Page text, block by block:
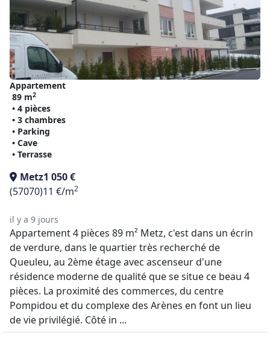
Appartement
89 m2
• 4 pièces
• 3 chambres
• Parking
• Cave
• Terrasse
Metz1 050 €
(57070)11 €/m2
il y a 9 jours
Appartement 4 pièces 89 m² Metz, c'est dans un écrin
de verdure, dans le quartier très recherché de
Queuleu, au 2ème étage avec ascenseur d'une
résidence moderne de qualité que se situe ce beau 4
pièces. La proximité des commerces, du centre
Pompidou et du complexe des Arènes en font un lieu
de vie privilégié. Côté in ...